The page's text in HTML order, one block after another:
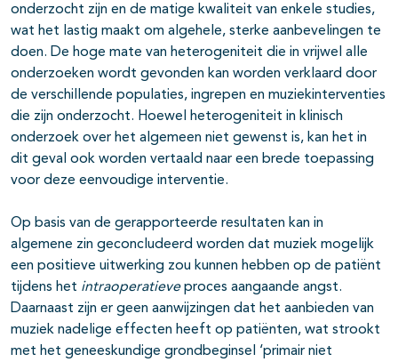
onderzocht zijn en de matige kwaliteit van enkele studies,
wat het lastig maakt om algehele, sterke aanbevelingen te
doen. De hoge mate van heterogeniteit die in vrijwel alle
onderzoeken wordt gevonden kan worden verklaard door
de verschillende populaties, ingrepen en muziekinterventies
die zijn onderzocht. Hoewel heterogeniteit in klinisch
onderzoek over het algemeen niet gewenst is, kan het in
dit geval ook worden vertaald naar een brede toepassing
voor deze eenvoudige interventie.
Op basis van de gerapporteerde resultaten kan in
algemene zin geconcludeerd worden dat muziek mogelijk
een positieve uitwerking zou kunnen hebben op de patiënt
tijdens het intraoperatieveproces aangaande angst.
Daarnaast zijn er geen aanwijzingen dat het aanbieden van
muziek nadelige effecten heeft op patiënten, wat strookt
met het geneeskundige grondbeginsel ‘primair niet